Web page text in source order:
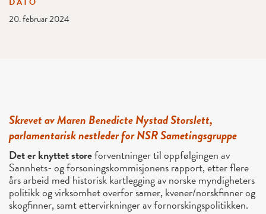
20. februar 2024
Skrevet av Maren Benedicte Nystad Storslett,
parlamentarisk nestleder for NSR Sametingsgruppe
Det er knyttet storeforventninger til oppfølgingen av
Sannhets- og forsoningskommisjonens rapport, etter flere
års arbeid med historisk kartlegging av norske myndigheters
politikk og virksomhet overfor samer, kvener/norskfinner og
skogfinner, samt ettervirkninger av fornorskingspolitikken.